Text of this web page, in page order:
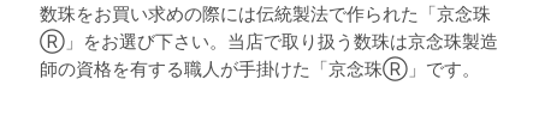
数珠をお買い求めの際には伝統製法で作られた「京念珠
Ⓡ」をお選び下さい。当店で取り扱う数珠は京念珠製造
師の資格を有する職人が手掛けた「京念珠Ⓡ」です。